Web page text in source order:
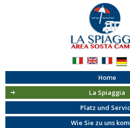
Home
La Spiaggia
Platz und
Wie Sie zu uns